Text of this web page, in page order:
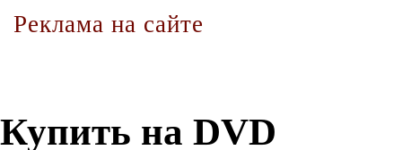
Реклама на сайте
Купить на DVD